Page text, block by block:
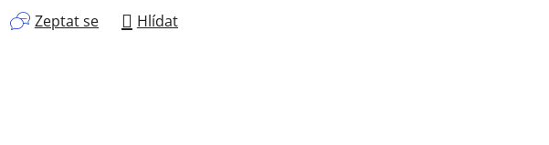
Zeptat se Hlídat